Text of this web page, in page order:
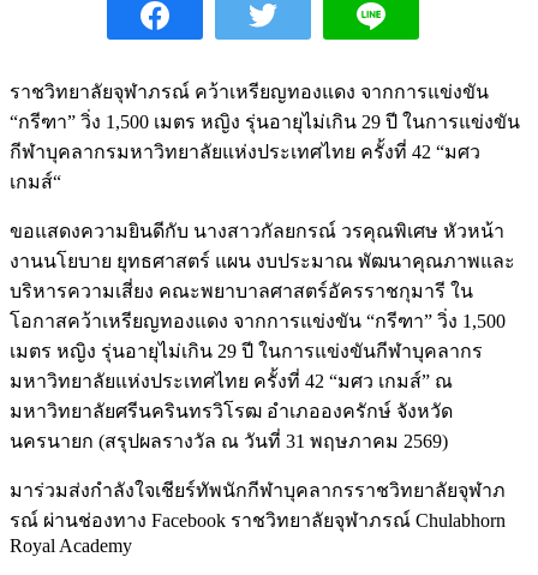
ราชวิทยาลัยจุฬาภรณ์ คว้าเหรียญทองแดง จากการแข่งขัน
“กรีฑา” วิ่ง 1,500 เมตร หญิง รุ่นอายุไม่เกิน 29 ปี ในการแข่งขัน
กีฬาบุคลากรมหาวิทยาลัยแห่งประเทศไทย ครั้งที่ 42 “มศว
เกมส์“
ขอแสดงความยินดีกับ นางสาวกัลยกรณ์ วรคุณพิเศษ หัวหน้า
งานนโยบาย ยุทธศาสตร์ แผน งบประมาณ พัฒนาคุณภาพและ
บริหารความเสี่ยง คณะพยาบาลศาสตร์อัครราชกุมารี ใน
โอกาสคว้าเหรียญทองแดง จากการแข่งขัน “กรีฑา” วิ่ง 1,500
เมตร หญิง รุ่นอายุไม่เกิน 29 ปี ในการแข่งขันกีฬาบุคลากร
มหาวิทยาลัยแห่งประเทศไทย ครั้งที่ 42 “มศว เกมส์” ณ
มหาวิทยาลัยศรีนครินทรวิโรฒ อำเภอองครักษ์ จังหวัด
นครนายก (สรุปผลรางวัล ณ วันที่ 31 พฤษภาคม 2569)
มาร่วมส่งกำลังใจเชียร์ทัพนักกีฬาบุคลากรราชวิทยาลัยจุฬาภ
รณ์ ผ่านช่องทาง Facebook ราชวิทยาลัยจุฬาภรณ์ Chulabhorn
Royal Academy